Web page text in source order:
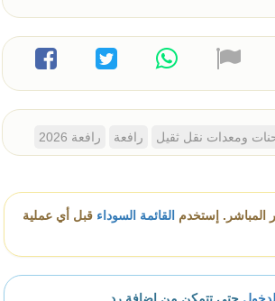
ومعدات نقل ثقيل رافعة رافعة 2026
المباشر. إستخدم القائمة السوداء قبل أي عملية